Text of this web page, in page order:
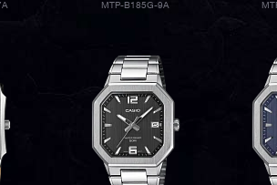
MTP-B185G-9A